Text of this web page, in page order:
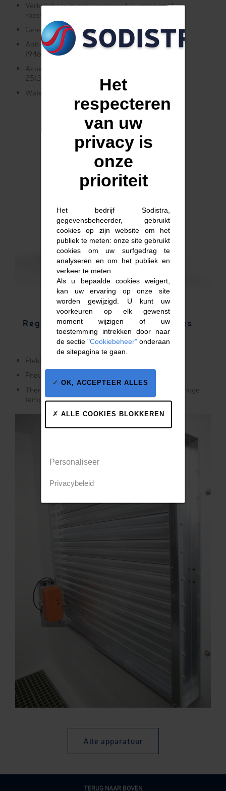
Verkrijgbaar in gegalvaniseerd, aluminium of
roestvrij staal
Gemotoriseerd of handmatig bediend
Anti-lekprestaties: voldoet aan de normen DIN
1946/4 en EN 1751
Akoestische prestaties: voldoet aan de UNI EN
25135-norm
Waterdichtheidsklasse tot klasse 4
Registreer beschikbare accessoires
Elektrische servomotor
Pneumatische cilinder
Thermische onderbreking voor toepassingen bij hoge
temperature
Alle apparatuur
TERUG NAAR BOVEN
Het
respecteren
van uw
privacy is
onze
prioriteit
Het bedrijf Sodistra,
gegevensbeheerder, gebruikt
cookies op zijn website om het
publiek te meten: onze site gebruikt
cookies om uw surfgedrag te
analyseren en om het publiek en
verkeer te meten.
Als u bepaalde cookies weigert,
kan uw ervaring op onze site
worden gewijzigd. U kunt uw
voorkeuren op elk gewenst
moment wijzigen of uw
toestemming intrekken door naar
de sectie "Cookiebeheer"onderaan
de sitepagina te gaan.
OK, ACCEPTEER ALLES
ALLE COOKIES BLOKKEREN
Personaliseer
Privacybeleid